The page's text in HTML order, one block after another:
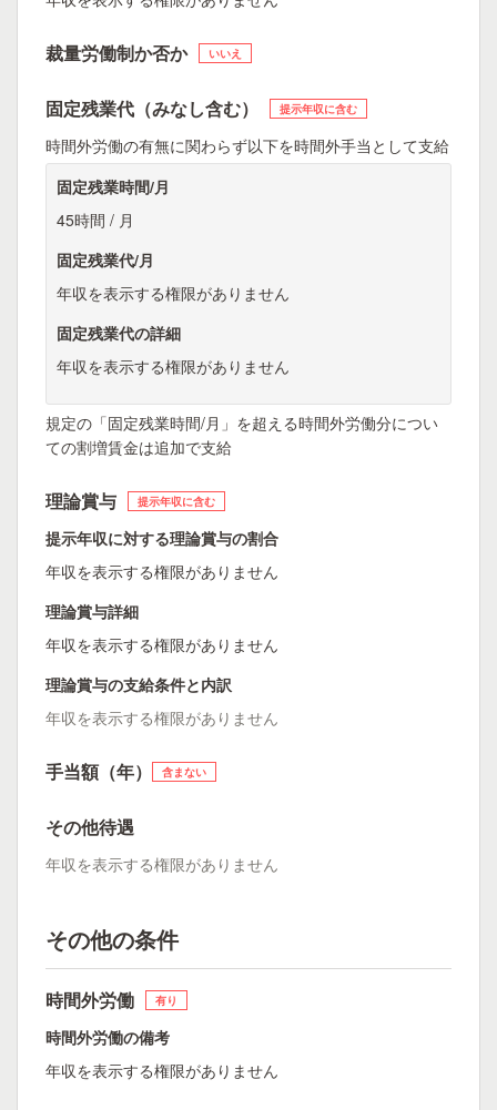
裁量労働制か否か いいえ
固定残業代（みなし含む） 提示年収に含む
時間外労働の有無に関わらず以下を時間外手当として支給
固定残業時間/月
45時間 / 月
固定残業代/月
年収を表示する権限がありません
固定残業代の詳細
年収を表示する権限がありません
規定の「固定残業時間/月」を超える時間外労働分につい
ての割増賃金は追加で支給
理論賞与 提示年収に含む
提示年収に対する理論賞与の割合
年収を表示する権限がありません
理論賞与詳細
年収を表示する権限がありません
理論賞与の支給条件と内訳
年収を表示する権限がありません
手当額（年） 含まない
その他待遇
年収を表示する権限がありません
その他の条件
時間外労働 有り
時間外労働の備考
年収を表示する権限がありません